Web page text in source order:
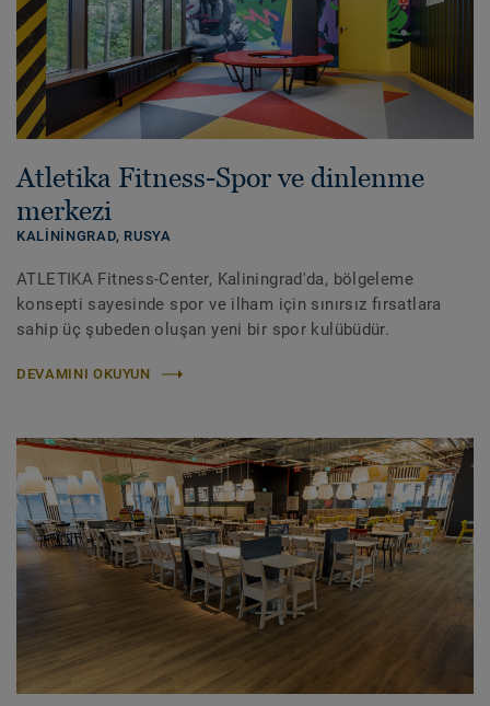
Atletika Fitness-Spor ve dinlenme
merkezi
KALININGRAD, RUSYA
ATLETIKA Fitness-Center, Kaliningrad'da, bölgeleme
konsepti sayesinde spor ve ilham için sınırsız fırsatlara
sahip üç şubeden oluşan yeni bir spor kulübüdür.
DEVAMINI OKUYUN